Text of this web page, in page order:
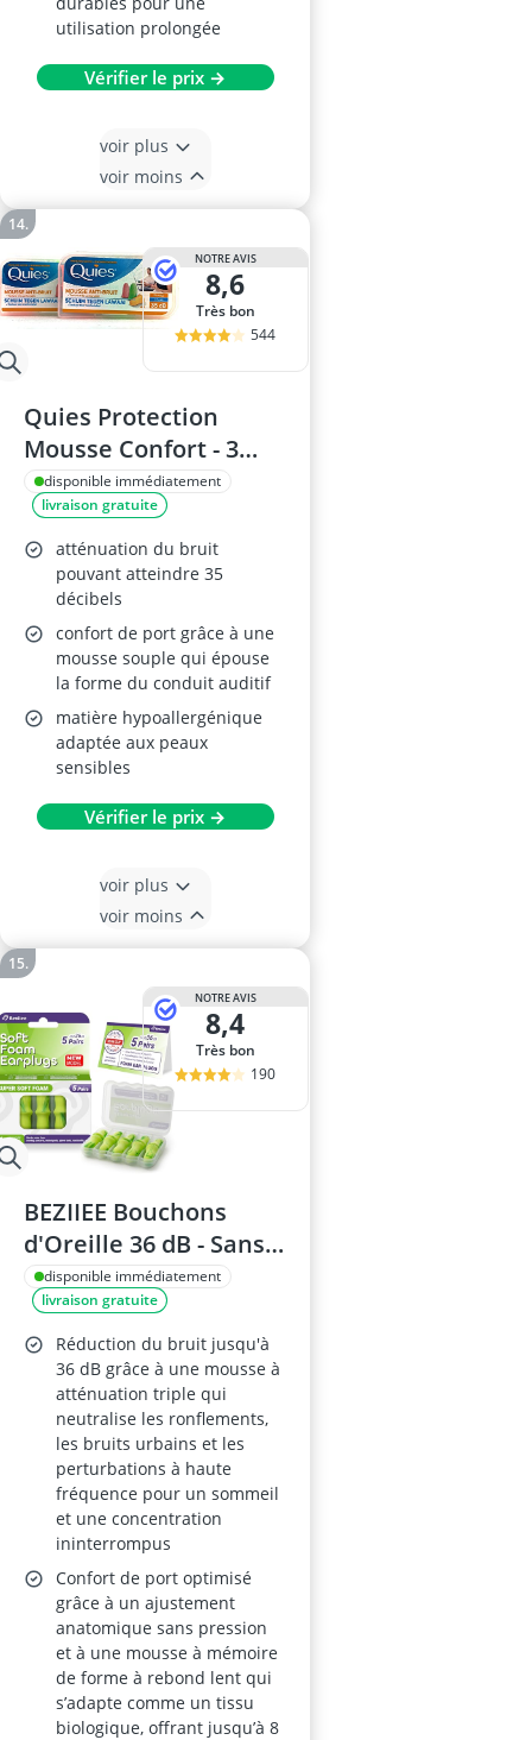
utilisation prolongée
Vérifier le prix →
voir plus
voir moins
NOTRE AVIS
8,6
Très bon
544
Quies Protection
Mousse Confort - 3
Paires
disponible immédiatement
livraison gratuite
atténuation du bruit
pouvant atteindre 35
décibels
confort de port grâce à une
mousse souple qui épouse
la forme du conduit auditif
matière hypoallergénique
adaptée aux peaux
sensibles
Vérifier le prix →
voir plus
voir moins
NOTRE AVIS
8,4
Très bon
190
BEZIIEE Bouchons
d'Oreille 36 dB - Sans
Pression pour
Dormeur sur le Côté, 5
Paires
disponible immédiatement
livraison gratuite
Réduction du bruit jusqu'à
36 dB grâce à une mousse à
atténuation triple qui
neutralise les ronflements,
les bruits urbains et les
perturbations à haute
fréquence pour un sommeil
et une concentration
ininterrompus
Confort de port optimisé
grâce à un ajustement
anatomique sans pression
et à une mousse à mémoire
de forme à rebond lent qui
s’adapte comme un tissu
biologique, offrant jusqu’à 8